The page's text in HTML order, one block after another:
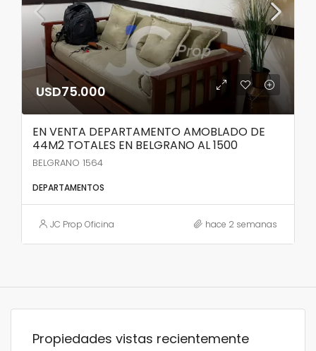
USD75.000
EN VENTA DEPARTAMENTO AMOBLADO DE
44M2 TOTALES EN BELGRANO AL 1500
BELGRANO 1564
DEPARTAMENTOS
JC Prop Oficina hace 2 semanas
Propiedades vistas recientemente